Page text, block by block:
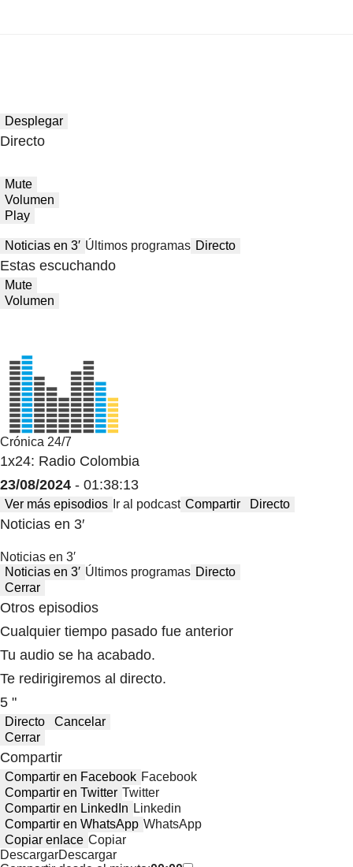
Desplegar
Directo
Mute
Volumen
Play
Noticias en 3′ Últimos programas Directo
Estas escuchando
Mute
Volumen
Crónica 24/7
1x24: Radio Colombia
23/08/2024 - 01:38:13
Ver más episodios Ir al podcast Compartir Directo
Noticias en 3′
Noticias en 3′
Noticias en 3′ Últimos programas Directo
Cerrar
Otros episodios
Cualquier tiempo pasado fue anterior
Tu audio se ha acabado.
Te redirigiremos al directo.
5 "
Directo
Cancelar
Cerrar
Compartir
Compartir en Facebook Facebook
Compartir en Twitter Twitter
Compartir en LinkedIn Linkedin
Compartir en WhatsApp WhatsApp
Copiar enlace Copiar
DescargarDescargar